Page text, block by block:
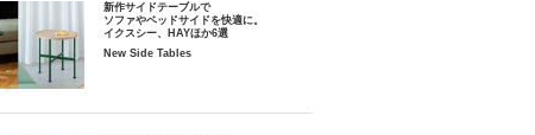
新作サイドテーブルで
ソファやベッドサイドを快適に。
イクスシー、HAYほか6選
New Side Tables